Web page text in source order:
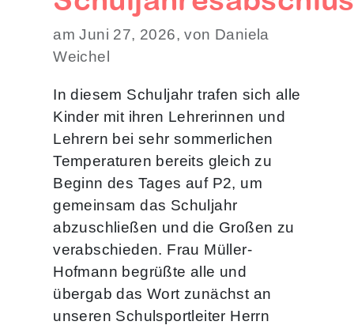
am Juni 27, 2026, von Daniela
Weichel
In diesem Schuljahr trafen sich alle
Kinder mit ihren Lehrerinnen und
Lehrern bei sehr sommerlichen
Temperaturen bereits gleich zu
Beginn des Tages auf P2, um
gemeinsam das Schuljahr
abzuschließen und die Großen zu
verabschieden. Frau Müller-
Hofmann begrüßte alle und
übergab das Wort zunächst an
unseren Schulsportleiter Herrn